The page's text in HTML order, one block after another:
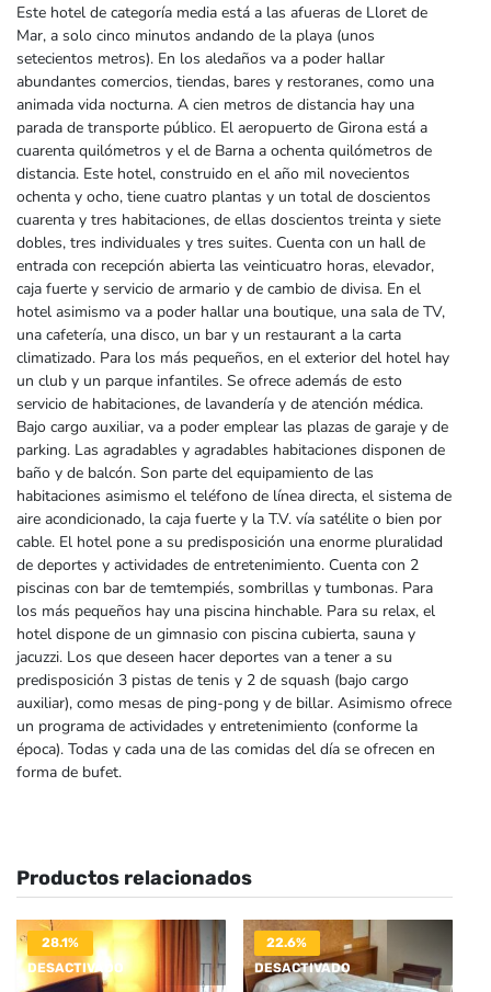
Este hotel de categoría media está a las afueras de Lloret de
Mar, a solo cinco minutos andando de la playa (unos
setecientos metros). En los aledaños va a poder hallar
abundantes comercios, tiendas, bares y restoranes, como una
animada vida nocturna. A cien metros de distancia hay una
parada de transporte público. El aeropuerto de Girona está a
cuarenta quilómetros y el de Barna a ochenta quilómetros de
distancia. Este hotel, construido en el año mil novecientos
ochenta y ocho, tiene cuatro plantas y un total de doscientos
cuarenta y tres habitaciones, de ellas doscientos treinta y siete
dobles, tres individuales y tres suites. Cuenta con un hall de
entrada con recepción abierta las veinticuatro horas, elevador,
caja fuerte y servicio de armario y de cambio de divisa. En el
hotel asimismo va a poder hallar una boutique, una sala de TV,
una cafetería, una disco, un bar y un restaurant a la carta
climatizado. Para los más pequeños, en el exterior del hotel hay
un club y un parque infantiles. Se ofrece además de esto
servicio de habitaciones, de lavandería y de atención médica.
Bajo cargo auxiliar, va a poder emplear las plazas de garaje y de
parking. Las agradables y agradables habitaciones disponen de
baño y de balcón. Son parte del equipamiento de las
habitaciones asimismo el teléfono de línea directa, el sistema de
aire acondicionado, la caja fuerte y la T.V. vía satélite o bien por
cable. El hotel pone a su predisposición una enorme pluralidad
de deportes y actividades de entretenimiento. Cuenta con 2
piscinas con bar de temtempiés, sombrillas y tumbonas. Para
los más pequeños hay una piscina hinchable. Para su relax, el
hotel dispone de un gimnasio con piscina cubierta, sauna y
jacuzzi. Los que deseen hacer deportes van a tener a su
predisposición 3 pistas de tenis y 2 de squash (bajo cargo
auxiliar), como mesas de ping-pong y de billar. Asimismo ofrece
un programa de actividades y entretenimiento (conforme la
época). Todas y cada una de las comidas del día se ofrecen en
forma de bufet.
Productos relacionados
28.1%
DESACTIVADO
22.6%
DESACTIVADO